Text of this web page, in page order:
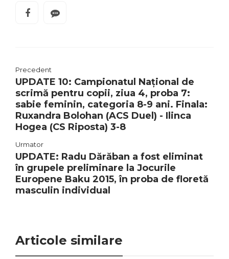
Precedent
UPDATE 10: Campionatul Național de
scrimă pentru copii, ziua 4, proba 7:
sabie feminin, categoria 8-9 ani. Finala:
Ruxandra Bolohan (ACS Duel) - Ilinca
Hogea (CS Riposta) 3-8
Urmator
UPDATE: Radu Dărăban a fost eliminat
în grupele preliminare la Jocurile
Europene Baku 2015, în proba de floretă
masculin individual
Articole similare